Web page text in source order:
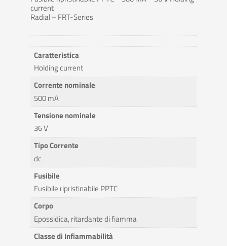
current
Radial – FRT-Series
Caratteristica
Holding current
Corrente nominale
500 mA
Tensione nominale
36 V
Tipo Corrente
dc
Fusibile
Fusibile ripristinabile PPTC
Corpo
Epossidica, ritardante di fiamma
Classe di Infiammabilità